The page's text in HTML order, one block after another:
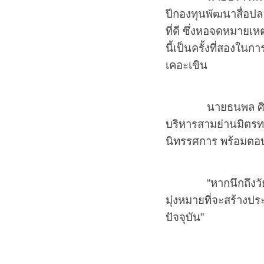
ปีกองทุนพัฒนาสื่อปล
ที่ดี ซึ่งหอจดหมายเห
นี้เป็นครั้งที่สองในก
เคอะเขิน
นายธนพล ศิริธน
บริหารสามย่านมิตร
นิทรรศการ พร้อมต
“หากนึกถึงวัยรุ่น
มุ่งหมายที่จะสร้างป
ปัจจุบัน”